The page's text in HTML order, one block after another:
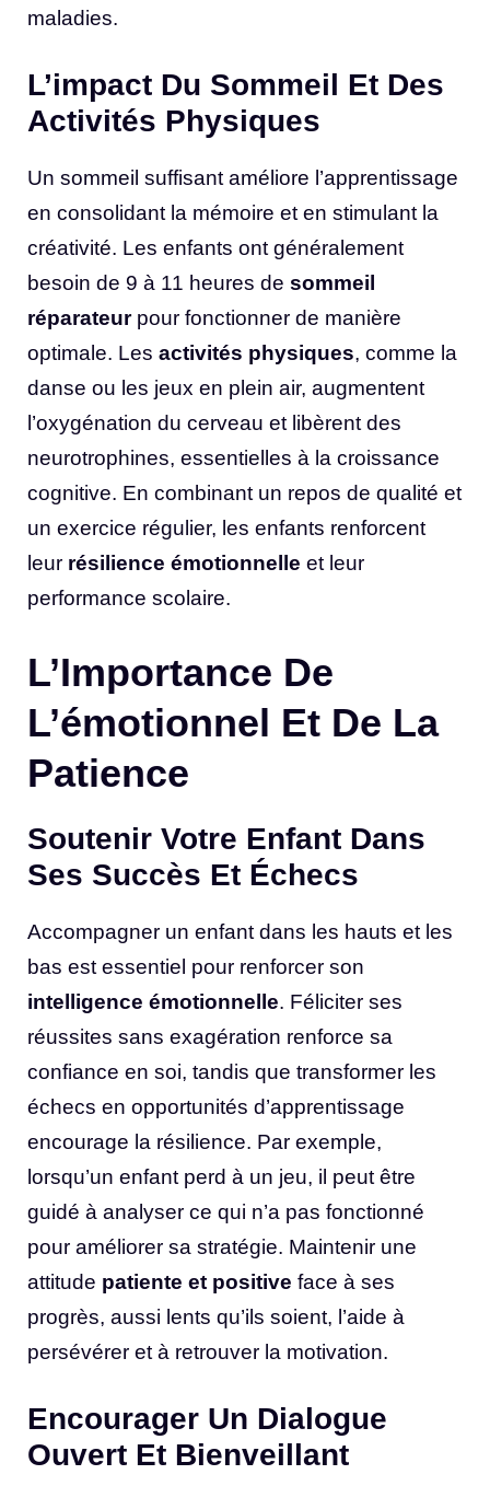
maladies.
L’impact Du Sommeil Et Des
Activités Physiques
Un sommeil suffisant améliore l’apprentissage
en consolidant la mémoire et en stimulant la
créativité. Les enfants ont généralement
besoin de 9 à 11 heures de sommeil
réparateurpour fonctionner de manière
optimale. Les activités physiques, comme la
danse ou les jeux en plein air, augmentent
l’oxygénation du cerveau et libèrent des
neurotrophines, essentielles à la croissance
cognitive. En combinant un repos de qualité et
un exercice régulier, les enfants renforcent
leur résilience émotionnelle et leur
performance scolaire.
L’Importance De
L’émotionnel Et De La
Patience
Soutenir Votre Enfant Dans
Ses Succès Et Échecs
Accompagner un enfant dans les hauts et les
bas est essentiel pour renforcer son
intelligence émotionnelle. Féliciter ses
réussites sans exagération renforce sa
confiance en soi, tandis que transformer les
échecs en opportunités d’apprentissage
encourage la résilience. Par exemple,
lorsqu’un enfant perd à un jeu, il peut être
guidé à analyser ce qui n’a pas fonctionné
pour améliorer sa stratégie. Maintenir une
attitude patiente et positive face à ses
progrès, aussi lents qu’ils soient, l’aide à
persévérer et à retrouver la motivation.
Encourager Un Dialogue
Ouvert Et Bienveillant